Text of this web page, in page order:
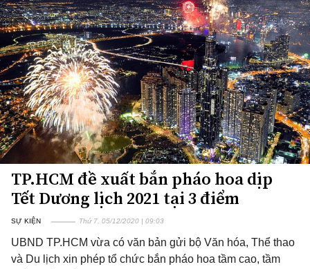
TP.HCM đề xuất bắn pháo hoa dịp
Tết Dương lịch 2021 tại 3 điểm
SỰ KIỆN Thứ 7, 05/12/2020 | 09:03
UBND TP.HCM vừa có văn bản gửi bộ Văn hóa, Thể thao
và Du lịch xin phép tổ chức bắn pháo hoa tầm cao, tầm